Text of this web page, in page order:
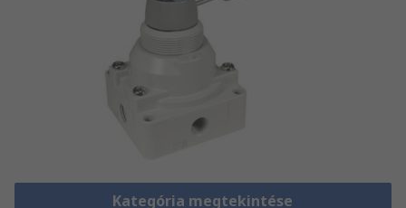
Kategória megtekintése